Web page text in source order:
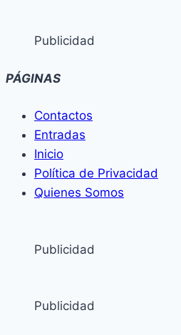
Publicidad
PÁGINAS
Contactos
Entradas
Inicio
Política de Privacidad
Quienes Somos
Publicidad
Publicidad